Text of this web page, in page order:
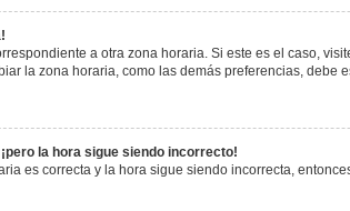
a otra zona horaria. Si este es el caso,
la zona horaria, como las demás preferencias, debe
la hora sigue siendo incorrecto!
es correcta y la hora sigue siendo incorrecta,